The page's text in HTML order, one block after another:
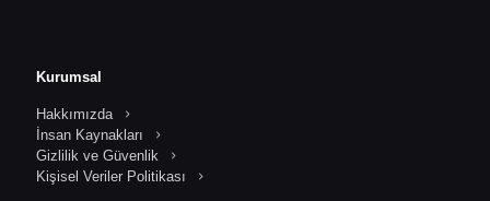
Kurumsal
Hakkımızda
İnsan Kaynakları
Gizlilik ve Güvenlik
Kişisel Veriler Politikası